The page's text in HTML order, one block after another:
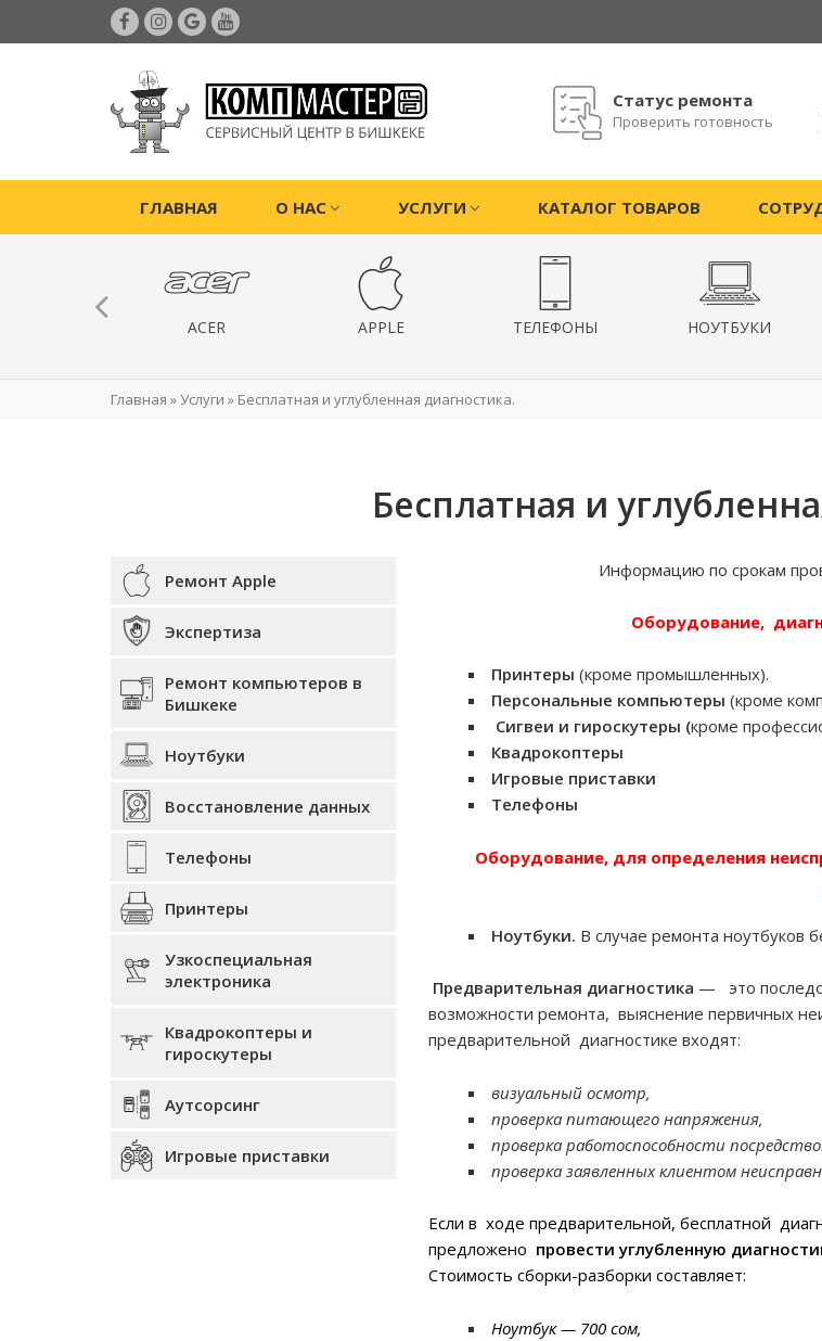
Статус ремонта
Проверить готовность
ГЛАВНАЯ О НАС УСЛУГИ КАТАЛОГ ТОВАРОВ
ACER APPLE ТЕЛЕФОНЫ НОУТБУКИ
Главная »Услуги » Бесплатная и углубленная диагностика.
Бесплатная и
Ремонт Apple
Экспертиза
Ремонт компьютеров в
Бишкеке
Ноутбуки
Восстановление данных
Телефоны
Принтеры
Узкоспециальная
электроника
Квадрокоптеры и
гироскутеры
Аутсорсинг
Игровые приставки
Информацию по срокам
Оборудование,
Принтеры (кроме промышленных).
Персональные компьютеры (кроме
Сигвеи и гироскутеры (кроме
Квадрокоптеры
Игровые приставки
Телефоны
Оборудование, для определения
Ноутбуки. В случае ремонта ноутбуков
Предварительная диагностика — это
возможности ремонта, выяснение первичных
предварительной диагностике входят:
визуальный осмотр,
проверка питающего напряжения,
проверка работоспособности
проверка заявленных клиентом
Если в ходе предварительной, бесплатной
предложено провести углубленную
Стоимость сборки-разборки составляет:
Ноутбук — 700 сом,